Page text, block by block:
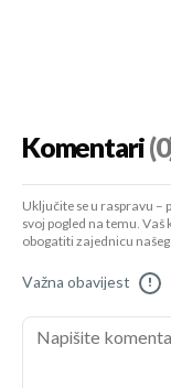
Komentari
Uključite se u raspravu –
svoj pogled na temu.
obogatiti zajednicu
Važna obavijest !